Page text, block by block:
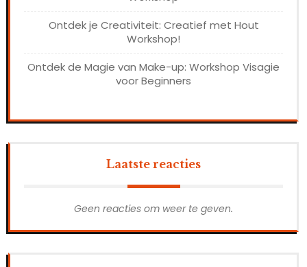
Ontdek je Creativiteit: Creatief met Hout
Workshop!
Ontdek de Magie van Make-up: Workshop Visagie
voor Beginners
Laatste reacties
Geen reacties om weer te geven.